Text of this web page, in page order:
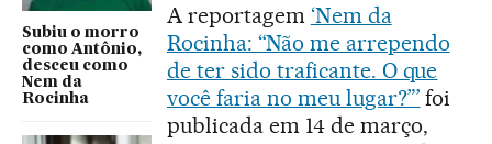
Subiu o morro
como Antônio,
desceu como
Nem da
Rocinha
A reportagem ‘Nem da
Rocinha: “Não me arrependo
de ter sido traficante. O que
você faria no meu lugar?”’ foi
publicada em 14 de março,